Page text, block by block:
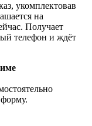
укомплектовав
на
Получает
телефон и ждёт